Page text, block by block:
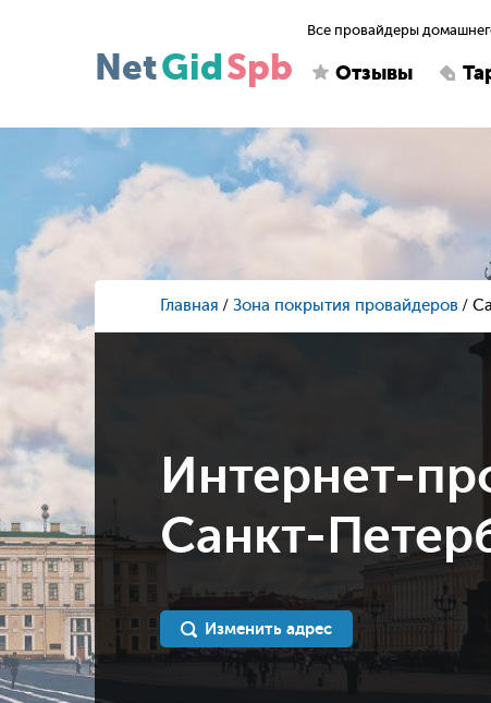
NetGidSpb
Все провайдеры
Отзывы
Главная Зона покрытия провайдеров
Интернет-
Санкт-
Изменить адрес